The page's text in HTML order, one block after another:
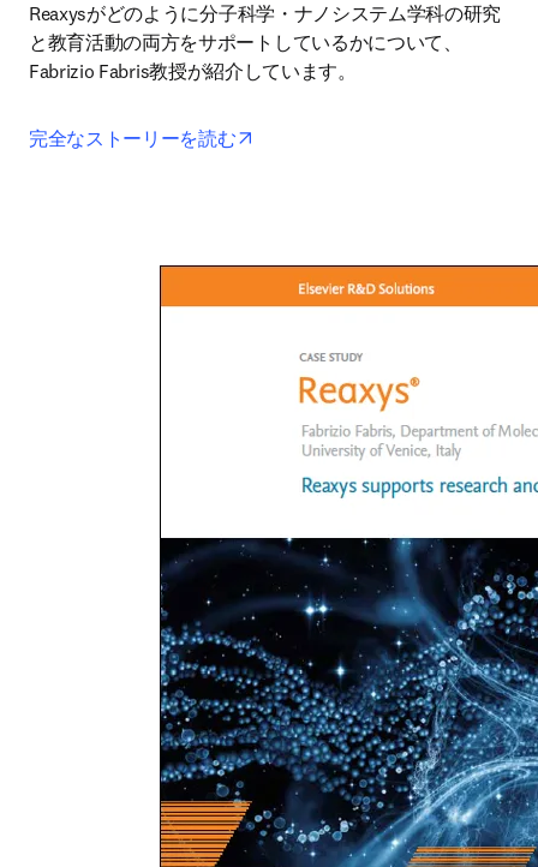
Reaxysがどのように分子科学・ナノシステム学科の研究
と教育活動の両方をサポートしているかについて、
Fabrizio Fabris教授が紹介しています。
完全なストーリーを読む